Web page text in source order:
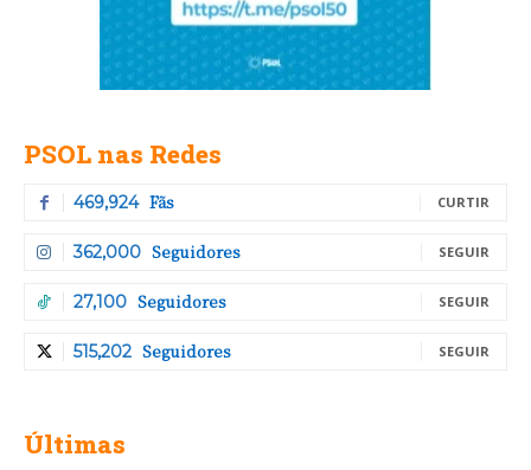
PSOL nas Redes
469,924 Fãs CURTIR
362,000 Seguidores SEGUIR
27,100 Seguidores SEGUIR
515,202 Seguidores SEGUIR
Últimas